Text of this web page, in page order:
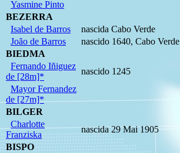
Yasmine Pinto
BEZERRA
Isabel de Barros
nascida Cabo Verde
João de Barros
nascido 1640, Cabo Verde
BIEDMA
Fernando Iñiguez
de [28m]*
nascido 1245
Mayor Fernandez
de [27m]*
BILGER
Charlotte
Franziska
nascida 29 Mai 1905
BISPO